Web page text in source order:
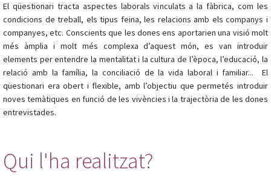
El qüestionari tracta aspectes laborals vinculats a la fàbrica, com les
condicions de treball, els tipus feina, les relacions amb els companys i
companyes, etc. Conscients que les dones ens aportarien una visió molt
més àmplia i molt més complexa d’aquest món, es van introduir
elements per entendre la mentalitat i la cultura de l’època, l’educació, la
relació amb la família, la conciliació de la vida laboral i familiar... El
qüestionari era obert i flexible, amb l’objectiu que permetés introduir
noves temàtiques en funció de les vivències i la trajectòria de les dones
entrevistades.
Qui l'ha realitzat?